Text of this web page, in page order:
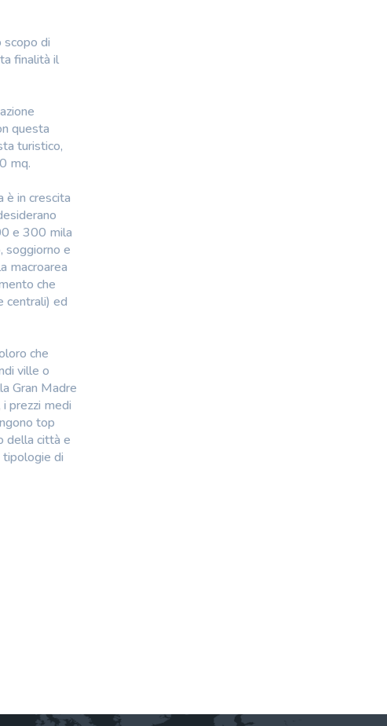
di
finalità il
questa
turistico,
mq.
è in crescita
e 300 mila
soggiorno e
macroarea
che
centrali) ed
che
ville o
Gran Madre
i prezzi medi
top
della città e
tipologie di